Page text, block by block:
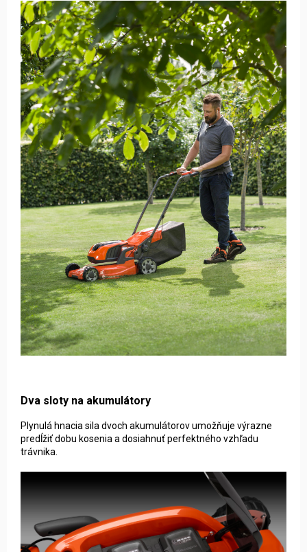
Dva sloty na akumulátory
Plynulá hnacia sila dvoch akumulátorov umožňuje výrazne
predĺžiť dobu kosenia a dosiahnuť perfektného vzhľadu
trávnika.